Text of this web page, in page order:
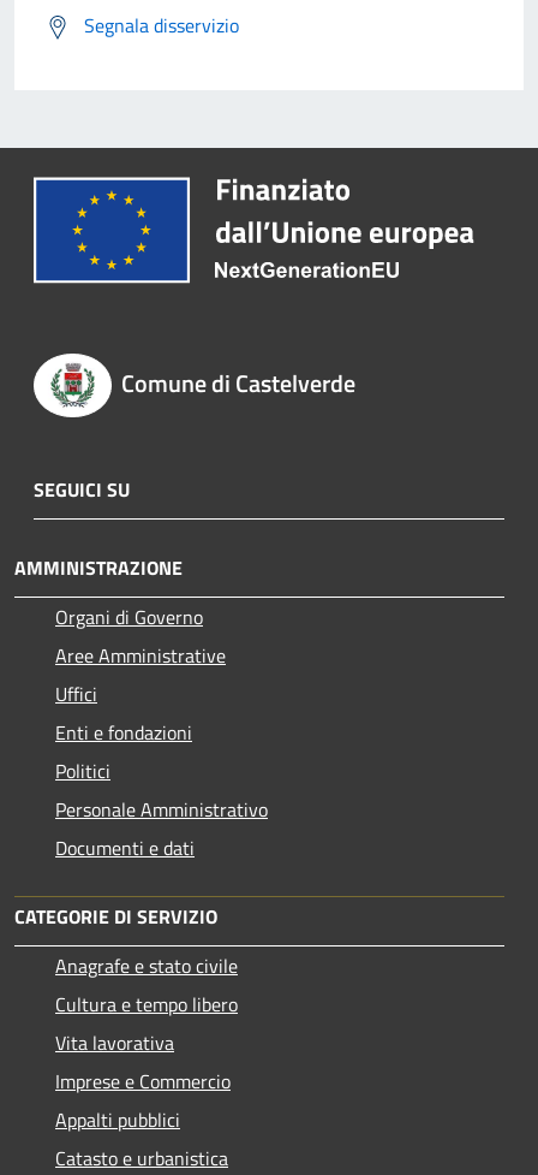
Segnala disservizio
Comune di Castelverde
SEGUICI SU
AMMINISTRAZIONE
Organi di Governo
Aree Amministrative
Uffici
Enti e fondazioni
Politici
Personale Amministrativo
Documenti e dati
CATEGORIE DI SERVIZIO
Anagrafe e stato civile
Cultura e tempo libero
Vita lavorativa
Imprese e Commercio
Appalti pubblici
Catasto e urbanistica